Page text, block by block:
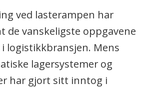
ved lasterampen har
de vanskeligste oppgavene
logistikkbransjen. Mens
lagersystemer og
har gjort sitt inntog i